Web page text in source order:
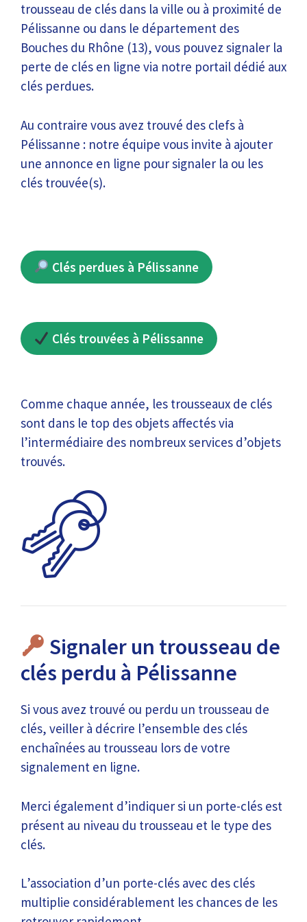
trousseau de clés dans la ville ou à proximité de
Pélissanne ou dans le département des
Bouches du Rhône (13), vous pouvez signaler la
perte de clés en ligne via notre portail dédié aux
clés perdues.
Au contraire vous avez trouvé des clefs à
Pélissanne : notre équipe vous invite à ajouter
une annonce en ligne pour signaler la ou les
clés trouvée(s).
Clés perdues à Pélissanne
Clés trouvées à Pélissanne
Comme chaque année, les trousseaux de clés
sont dans le top des objets affectés via
l’intermédiaire des nombreux services d’objets
trouvés.
Signaler un trousseau de
clés perdu à Pélissanne
Si vous avez trouvé ou perdu un trousseau de
clés, veiller à décrire l’ensemble des clés
enchaînées au trousseau lors de votre
signalement en ligne.
Merci également d’indiquer si un porte-clés est
présent au niveau du trousseau et le type des
clés.
L’association d’un porte-clés avec des clés
multiplie considérablement les chances de les